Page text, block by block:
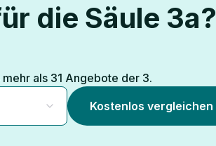
die Säule 3a?
als 31 Angebote der 3.
Kostenlos vergleichen